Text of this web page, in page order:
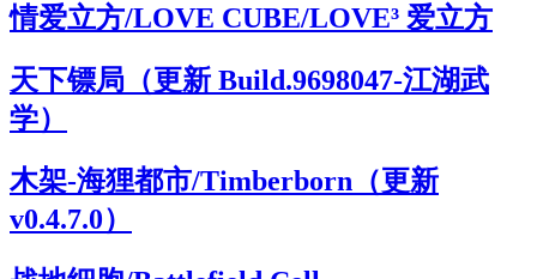
情爱立方/LOVE CUBE/LOVE³ 爱立方
天下镖局（更新 Build.9698047-江湖武
学）
木架-海狸都市/Timberborn（更新
v0.4.7.0）